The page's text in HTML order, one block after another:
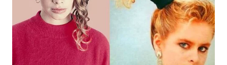
WAHANA
SPORT
WAHANA